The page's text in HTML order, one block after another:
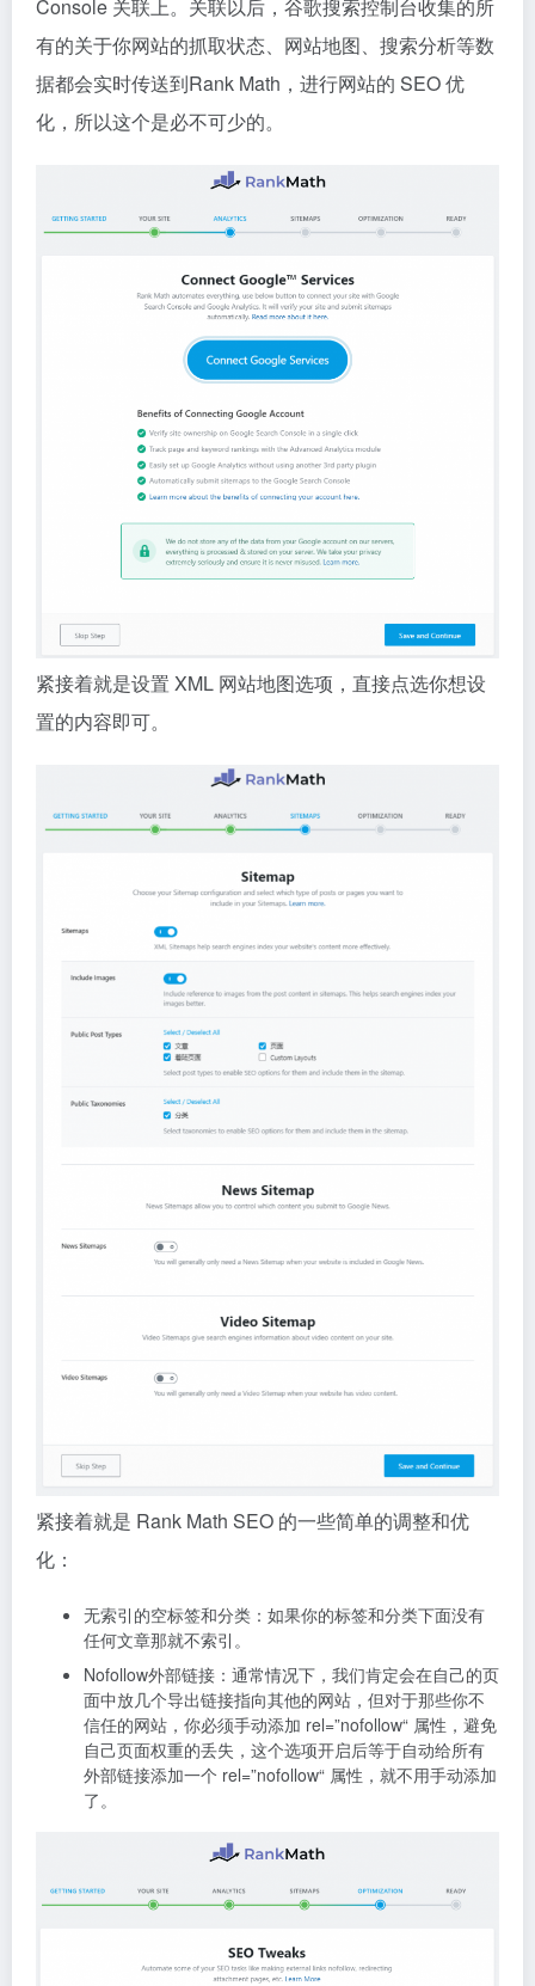
Console 关联上。关联以后，谷歌搜索控制台收集的所
有的关于你网站的抓取状态、网站地图、搜索分析等数
据都会实时传送到Rank Math，进行网站的 SEO 优
化，所以这个是必不可少的。
紧接着就是设置 XML 网站地图选项，直接点选你想设
置的内容即可。
紧接着就是 Rank Math SEO 的一些简单的调整和优
化：
无索引的空标签和分类：如果你的标签和分类下面没有
任何文章那就不索引。
Nofollow外部链接：通常情况下，我们肯定会在自己的页
面中放几个导出链接指向其他的网站，但对于那些你不
信任的网站，你必须手动添加 rel=”nofollow“ 属性，避免
自己页面权重的丢失，这个选项开启后等于自动给所有
外部链接添加一个 rel=”nofollow“ 属性，就不用手动添加
了。